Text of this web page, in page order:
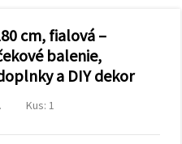
cm, fialová –
balenie,
a DIY dekor
Kus: 1